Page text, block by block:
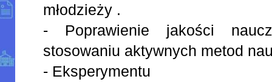
młodzieży .
- Poprawienie jakości
stosowaniu aktywnych metod
- Eksperymentu